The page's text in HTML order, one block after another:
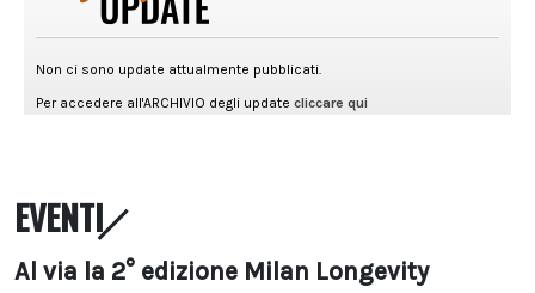
EVENTI
Al via la 2° edizione Milan Longevity